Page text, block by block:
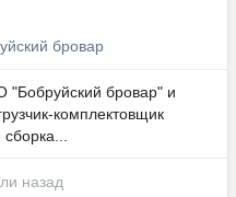
бровар
бровар" и
комплектовщик
назад